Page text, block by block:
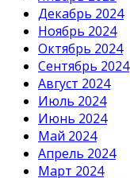
Декабрь 2024
Ноябрь 2024
Октябрь 2024
Сентябрь 2024
Август 2024
Июль 2024
Июнь 2024
Май 2024
Апрель 2024
Март 2024